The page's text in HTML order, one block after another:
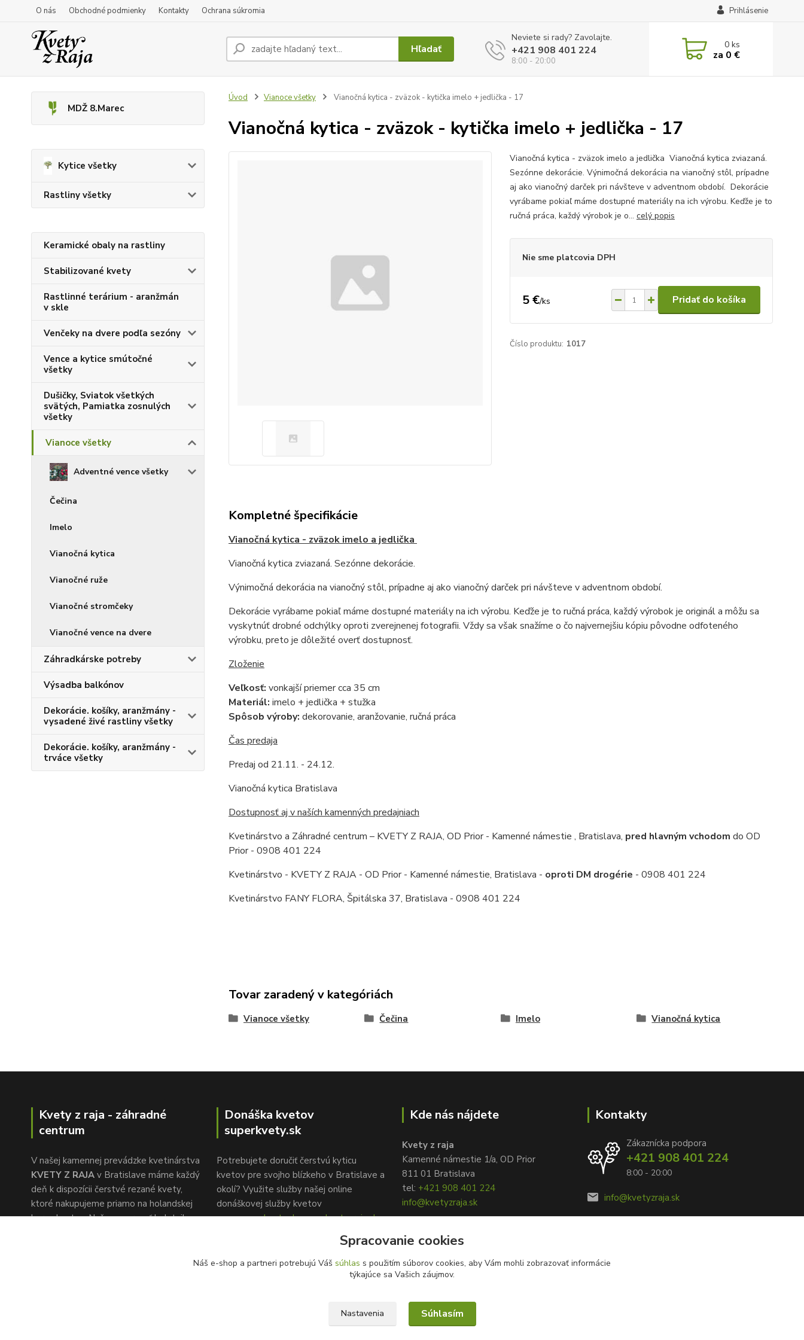
O nás Obchodné podmienky Kontakty Ochrana súkromia Prihlásenie
Hľadať
Neviete si rady? Zavolajte.
+421 908 401 224
8:00 - 20:00
0ks
za 0 €
MDŽ 8.Marec
Kytice všetky
Rastliny všetky
Keramické obaly na rastliny
Stabilizované kvety
Rastlinné terárium - aranžmán
v skle
Venčeky na dvere podľa sezóny
Vence a kytice smútočné
všetky
Dušičky, Sviatok všetkých
svätých, Pamiatka zosnulých
všetky
Vianoce všetky
Adventné vence všetky
Čečina
Imelo
Vianočná kytica
Vianočné ruže
Vianočné stromčeky
Vianočné vence na dvere
Záhradkárske potreby
Výsadba balkónov
Dekorácie. košíky, aranžmány -
vysadené živé rastliny všetky
Dekorácie. košíky, aranžmány -
trváce všetky
Úvod Vianoce všetky Vianočná kytica - zväzok - kytička imelo + jedlička - 17
Vianočná kytica - zväzok - kytička imelo + jedlička - 17
Vianočná kytica - zväzok imelo a jedlička Vianočná kytica zviazaná.
Sezónne dekorácie. Výnimočná dekorácia na vianočný stôl, prípadne
aj ako vianočný darček pri návšteve v adventnom období. Dekorácie
vyrábame pokiaľ máme dostupné materiály na ich výrobu. Keďže je to
ručná práca, každý výrobok je o... celý popis
Nie sme platcovia DPH
5 €/ks Pridať do košíka
Číslo produktu: 1017
Kompletné špecifikácie
Vianočná kytica - zväzok imelo a jedlička
Vianočná kytica zviazaná. Sezónne dekorácie.
Výnimočná dekorácia na vianočný stôl, prípadne aj ako vianočný darček pri návšteve v adventnom období.
Dekorácie vyrábame pokiaľ máme dostupné materiály na ich výrobu. Keďže je to ručná práca, každý výrobok je originál a môžu sa
vyskytnúť drobné odchýlky oproti zverejnenej fotografii. Vždy sa však snažíme o čo najvernejšiu kópiu pôvodne odfoteného
výrobku, preto je dôležité overť dostupnosť.
Zloženie
Veľkosť: vonkajší priemer cca 35 cm
Materiál: imelo + jedlička + stužka
Spôsob výroby: dekorovanie, aranžovanie, ručná práca
Čas predaja
Predaj od 21.11. - 24.12.
Vianočná kytica Bratislava
Dostupnosť aj v naších kamenných predajniach
Kvetinárstvo a Záhradné centrum – KVETY Z RAJA, OD Prior - Kamenné námestie , Bratislava, pred hlavným vchodom do OD
Prior - 0908 401 224
Kvetinárstvo - KVETY Z RAJA - OD Prior - Kamenné námestie, Bratislava - oproti DM drogérie - 0908 401 224
Kvetinárstvo FANY FLORA, Špitálska 37, Bratislava - 0908 401 224
Tovar zaradený v kategóriách
Vianoce všetky Čečina Imelo Vianočná kytica
Kvety z raja - záhradné
centrum
V našej kamennej prevádzke kvetinárstva
KVETY Z RAJA v Bratislave máme každý
deň k dispozícii čerstvé rezané kvety,
ktoré nakupujeme priamo na holandskej
burze kvetov. Naša pozornosť k detailu a
Donáška kvetov
superkvety.sk
Potrebujete doručiť čerstvú kyticu
kvetov pre svojho blízkeho v Bratislave a
okolí? Využite služby našej online
donáškovej služby kvetov
www.superkvety.sk, www.kvetyzraja.sk
Kde nás nájdete
Kvety z raja
Kamenné námestie 1/a, OD Prior
811 01 Bratislava
tel: +421 908 401 224
info@kvetyzraja.sk
Kontakty
Zákaznícka podpora
+421 908 401 224
8:00 - 20:00
info@kvetyzraja.sk
Spracovanie cookies
Náš e-shop a partneri potrebujú Váš súhlas s použitím súborov cookies, aby Vám mohli zobrazovať informácie
týkajúce sa Vašich záujmov.
Nastavenia Súhlasím